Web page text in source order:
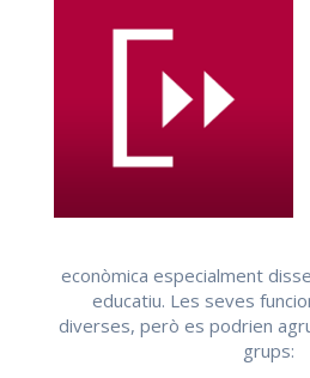
econòmica especialment
educatiu. Les seves
diverses, però es podrien
grups: